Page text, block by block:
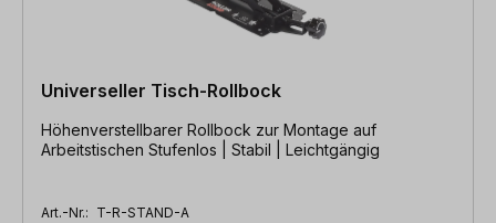
Universeller Tisch-Rollbock
Höhenverstellbarer Rollbock zur Montage auf
Arbeitstischen Stufenlos | Stabil | Leichtgängig
Art.-Nr.: T-R-STAND-A